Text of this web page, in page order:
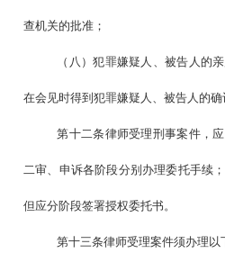
查机关的批准；
（八）犯罪嫌疑人、被告人的
在会见时得到犯罪嫌疑人、被告人的确
第十二条律师受理刑事案件，
二审、申诉各阶段分别办理委托手续
但应分阶段签署授权委托书。
第十三条律师受理案件须办理以